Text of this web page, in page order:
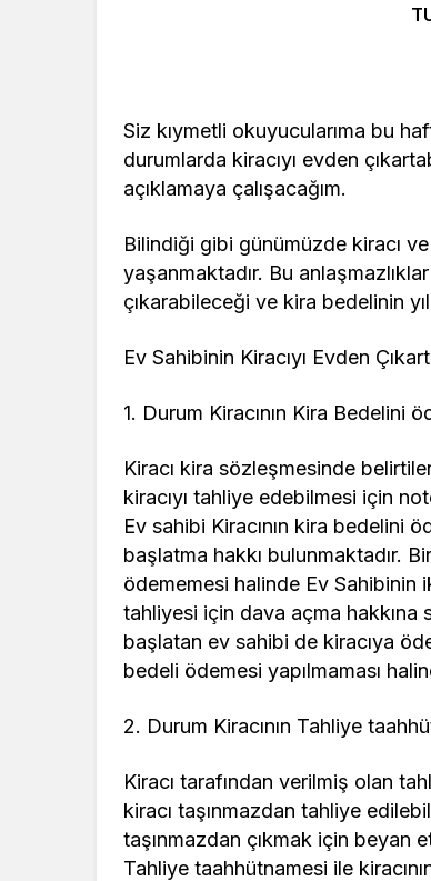
Siz kıymetli okuyucularıma bu
durumlarda kiracıyı evden
açıklamaya çalışacağım.
Bilindiği gibi günümüzde kiracı
yaşanmaktadır. Bu
çıkarabileceği ve kira bedelinin
Ev Sahibinin Kiracıyı Evden
1. Durum Kiracının Kira Bedelini
Kiracı kira sözleşmesinde
kiracıyı tahliye edebilmesi için
Ev sahibi Kiracının kira bedelini
başlatma hakkı bulunmaktadır.
ödememesi halinde Ev Sahibinin
tahliyesi için dava açma hakkına
başlatan ev sahibi de kiracıya
bedeli ödemesi yapılmaması
2. Durum Kiracının Tahliye
Kiracı tarafından verilmiş olan
kiracı taşınmazdan tahliye
taşınmazdan çıkmak için beyan
Tahliye taahhütnamesi ile